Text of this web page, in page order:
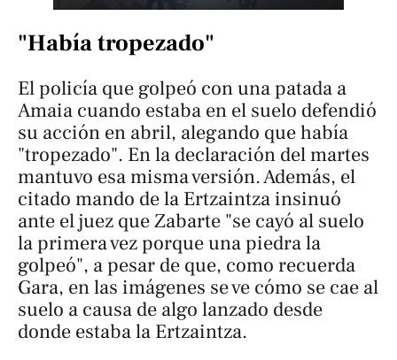
"Había tropezado"
El policía que golpeó con una patada a
Amaia cuando estaba en el suelo defendió
su acción en abril, alegando que había
"tropezado". En la declaración del martes
mantuvo esa misma versión. Además, el
citado mando de la Ertzaintza insinuó
ante el juez que Zabarte "se cayó al suelo
la primera vez porque una piedra la
golpeó", a pesar de que, como recuerda
Gara, en las imágenes se ve cómo se cae al
suelo a causa de algo lanzado desde
donde estaba la Ertzaintza.